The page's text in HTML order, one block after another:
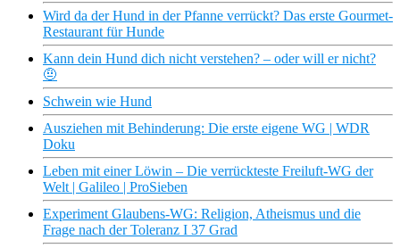
Wird da der Hund in der Pfanne verrückt? Das erste Gourmet-
Restaurant für Hunde
Kann dein Hund dich nicht verstehen? – oder will er nicht?
🤨
Schwein wie Hund
Ausziehen mit Behinderung: Die erste eigene WG | WDR
Doku
Leben mit einer Löwin – Die verrückteste Freiluft-WG der
Welt | Galileo | ProSieben
Experiment Glaubens-WG: Religion, Atheismus und die
Frage nach der Toleranz I 37 Grad